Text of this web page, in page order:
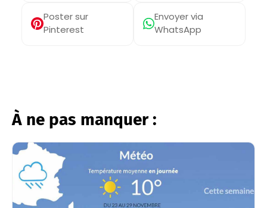
on
X
on
Facebook
Share
Share
À ne pas manquer :